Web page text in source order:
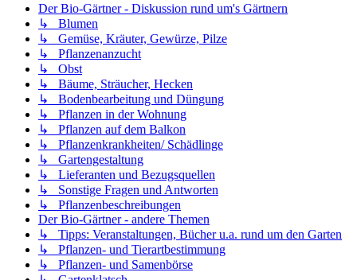
Der Bio-Gärtner - Diskussion rund um's Gärtnern
↳ Blumen
↳ Gemüse, Kräuter, Gewürze, Pilze
↳ Pflanzenanzucht
↳ Obst
↳ Bäume, Sträucher, Hecken
↳ Bodenbearbeitung und Düngung
↳ Pflanzen in der Wohnung
↳ Pflanzen auf dem Balkon
↳ Pflanzenkrankheiten/ Schädlinge
↳ Gartengestaltung
↳ Lieferanten und Bezugsquellen
↳ Sonstige Fragen und Antworten
↳ Pflanzenbeschreibungen
Der Bio-Gärtner - andere Themen
↳ Tipps: Veranstaltungen, Bücher u.a. rund um den Garten
↳ Pflanzen- und Tierartbestimmung
↳ Pflanzen- und Samenbörse